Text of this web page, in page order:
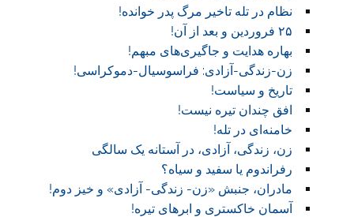
نظام در تله تاخیر مرگ پدر خوانده!
۲۵ فروردین و بعد از آن!
بهاره هدایت و جاگیری‌های مبهم!
زن-زندگی-آزادی: فراسوسیال-دموکراسی!
تاریخ و سیاست!
افق چندان تیره نیست!
خامنه‌ای در تله!
زن، زندگی، آزادی، در آستانه یک سالگی
رفراندوم یا سفید و سیاه؟
مادران، جنبش «زن- زندگی- آزادی» و خیز دوم!
آسمان خاکستری و ابر‌های تیره!